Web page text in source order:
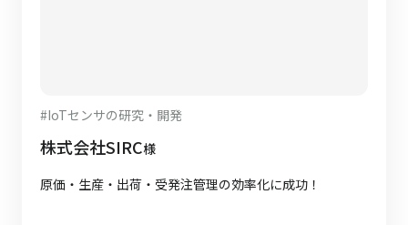
#IoTセンサの研究・開発
株式会社SIRC様
原価・生産・出荷・受発注管理の効率化に成功！